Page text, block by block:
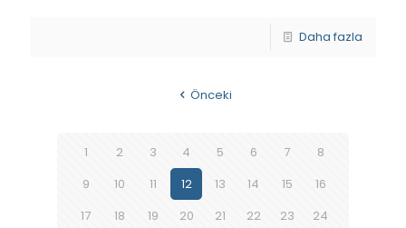
Daha fazla
Önceki
1 2 3 4 5 6 7
8
9
10 11 12 13 14 15
16
17
18 19 20 21 22 23
24